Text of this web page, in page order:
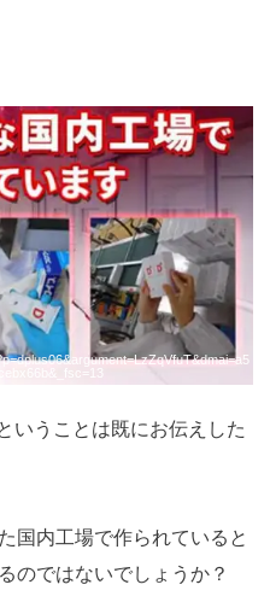
いうことは既にお伝えした
国内工場で作られていると
のではないでしょうか？